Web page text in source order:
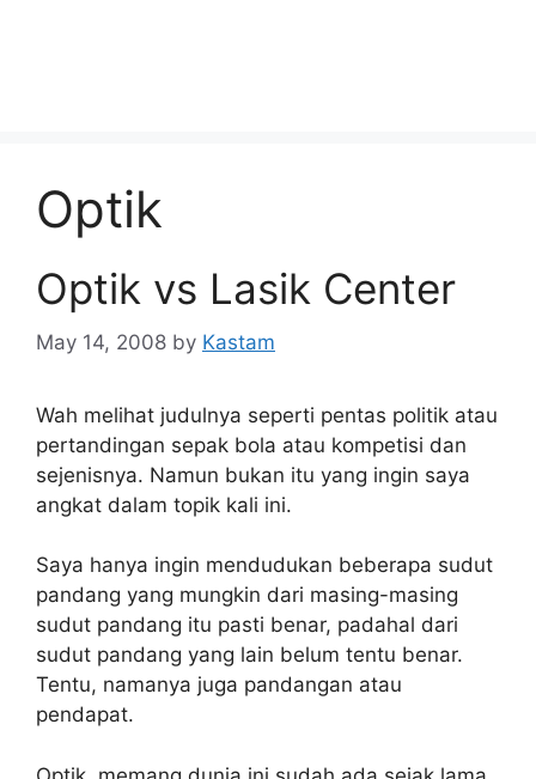
Optik
Optik vs Lasik Center
May 14, 2008 by Kastam
Wah melihat judulnya seperti pentas politik atau
pertandingan sepak bola atau kompetisi dan
sejenisnya. Namun bukan itu yang ingin saya
angkat dalam topik kali ini.
Saya hanya ingin mendudukan beberapa sudut
pandang yang mungkin dari masing-masing
sudut pandang itu pasti benar, padahal dari
sudut pandang yang lain belum tentu benar.
Tentu, namanya juga pandangan atau
pendapat.